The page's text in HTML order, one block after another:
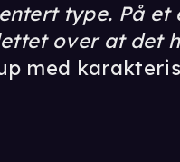
type. På et
over at det
med